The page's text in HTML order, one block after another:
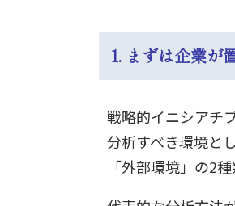
1. まずは企業が
戦略的イニシアチ
分析すべき環境と
「外部環境」の2